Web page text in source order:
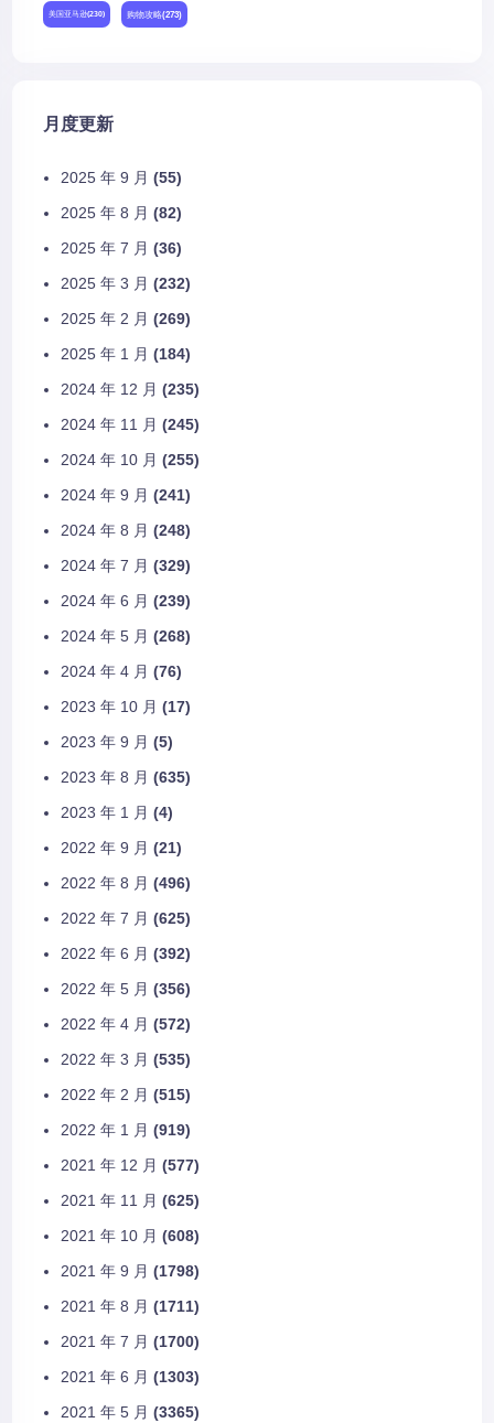
美国亚马逊(230) 购物攻略(273)
月度更新
2025 年 9 月 (55)
2025 年 8 月 (82)
2025 年 7 月 (36)
2025 年 3 月 (232)
2025 年 2 月 (269)
2025 年 1 月 (184)
2024 年 12 月 (235)
2024 年 11 月 (245)
2024 年 10 月 (255)
2024 年 9 月 (241)
2024 年 8 月 (248)
2024 年 7 月 (329)
2024 年 6 月 (239)
2024 年 5 月 (268)
2024 年 4 月 (76)
2023 年 10 月 (17)
2023 年 9 月 (5)
2023 年 8 月 (635)
2023 年 1 月 (4)
2022 年 9 月 (21)
2022 年 8 月 (496)
2022 年 7 月 (625)
2022 年 6 月 (392)
2022 年 5 月 (356)
2022 年 4 月 (572)
2022 年 3 月 (535)
2022 年 2 月 (515)
2022 年 1 月 (919)
2021 年 12 月 (577)
2021 年 11 月 (625)
2021 年 10 月 (608)
2021 年 9 月 (1798)
2021 年 8 月 (1711)
2021 年 7 月 (1700)
2021 年 6 月 (1303)
2021 年 5 月 (3365)